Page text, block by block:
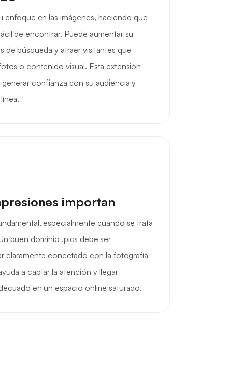
enfoque en las imágenes, haciendo que
de encontrar. Puede aumentar su
de búsqueda y atraer visitantes que
o contenido visual. Esta extensión
confianza con su audiencia y
importan
especialmente cuando se trata
buen dominio .pics debe ser
claramente conectado con la fotografía
a captar la atención y llegar
en un espacio online saturado.